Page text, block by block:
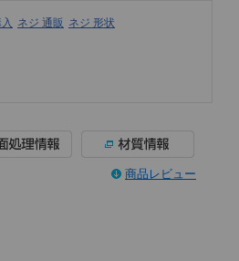
ネジ 通販 ネジ 形状
商品レビュー